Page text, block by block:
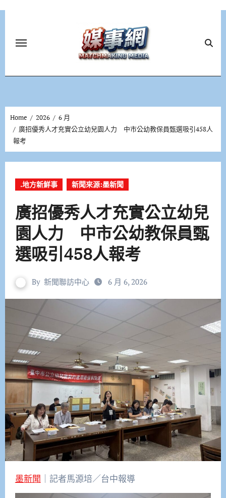
Home 2026
6 月
廣招優秀人才充實公立幼兒園人力 中市公幼教保員甄選吸引458人
報考
.地方新鮮事 新聞來源:墨新聞
廣招優秀人才充實公立幼兒
園人力 中市公幼教保員甄
選吸引458人報考
By 新聞聯訪中心 6 月 6, 2026
墨新聞 ｜記者馬源培／台中報導